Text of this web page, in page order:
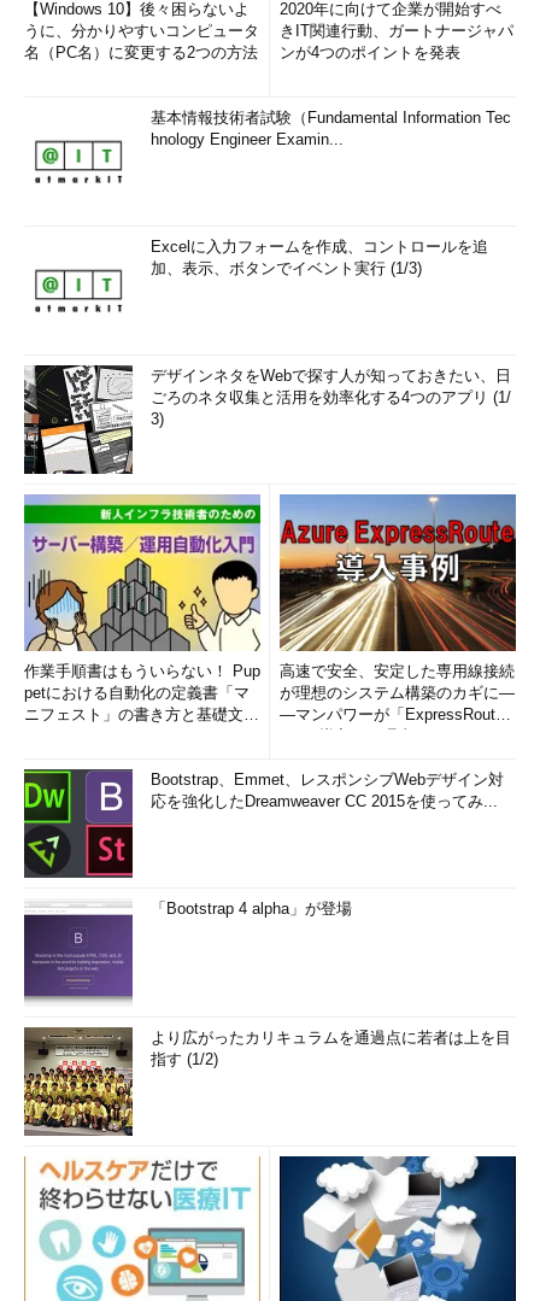
【Windows 10】後々困らないよ
うに、分かりやすいコンピュータ
名（PC名）に変更する2つの方法
2020年に向けて企業が開始すべ
きIT関連行動、ガートナージャパ
ンが4つのポイントを発表
基本情報技術者試験（Fundamental Information Tec
hnology Engineer Examin...
Excelに入力フォームを作成、コントロールを追
加、表示、ボタンでイベント実行 (1/3)
デザインネタをWebで探す人が知っておきたい、日
ごろのネタ収集と活用を効率化する4つのアプリ (1/
3)
作業手順書はもういらない！ Pup
petにおける自動化の定義書「マ
ニフェスト」の書き方と基礎文法
高速で安全、安定した専用線接続
が理想のシステム構築のカギに―
―マンパワーが「ExpressRout
Bootstrap、Emmet、レスポンシブWebデザイン対
応を強化したDreamweaver CC 2015を使ってみ...
「Bootstrap 4 alpha」が登場
より広がったカリキュラムを通過点に若者は上を目
指す (1/2)